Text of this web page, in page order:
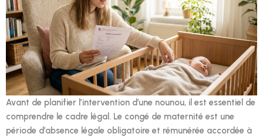
Avant de planifier l’intervention d’une nounou, il est essentiel de
comprendre le cadre légal. Le congé de maternité est une
période d’absence légale obligatoire et rémunérée accordée à